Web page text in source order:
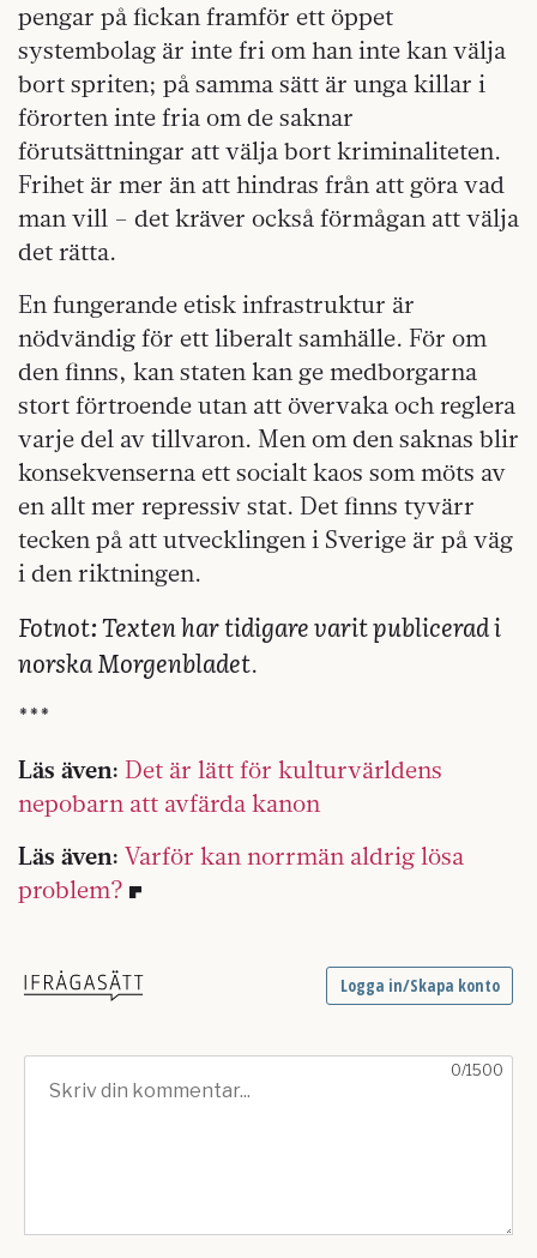
pengar på fickan framför ett öppet
systembolag är inte fri om han inte kan välja
bort spriten; på samma sätt är unga killar i
förorten inte fria om de saknar
förutsättningar att välja bort kriminaliteten.
Frihet är mer än att hindras från att göra vad
man vill – det kräver också förmågan att välja
det rätta.
En fungerande etisk infrastruktur är
nödvändig för ett liberalt samhälle. För om
den finns, kan staten kan ge medborgarna
stort förtroende utan att övervaka och reglera
varje del av tillvaron. Men om den saknas blir
konsekvenserna ett socialt kaos som möts av
en allt mer repressiv stat. Det finns tyvärr
tecken på att utvecklingen i Sverige är på väg
i den riktningen.
Fotnot: Texten har tidigare varit publicerad i
norska Morgenbladet.
***
Läs även: Det är lätt för kulturvärldens
nepobarn att avfärda kanon
Läs även: Varför kan norrmän aldrig lösa
problem?